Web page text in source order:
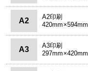
A2
A2印刷
420mm×594mm
A3
A3印刷
297mm×420mm